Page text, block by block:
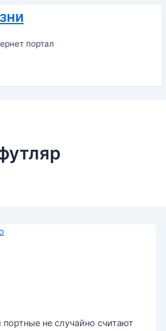
портал
не случайно считают